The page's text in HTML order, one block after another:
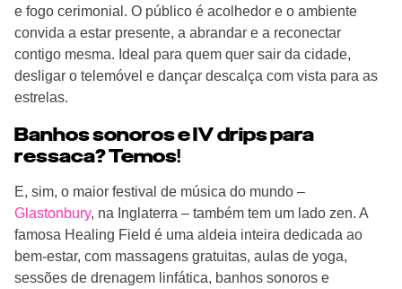
e fogo cerimonial. O público é acolhedor e o ambiente
convida a estar presente, a abrandar e a reconectar
contigo mesma. Ideal para quem quer sair da cidade,
desligar o telemóvel e dançar descalça com vista para as
estrelas.
Banhos sonoros e IV drips para
ressaca? Temos!
E, sim, o maior festival de música do mundo –
Glastonbury, na Inglaterra – também tem um lado zen. A
famosa Healing Field é uma aldeia inteira dedicada ao
bem-estar, com massagens gratuitas, aulas de yoga,
sessões de drenagem linfática, banhos sonoros e